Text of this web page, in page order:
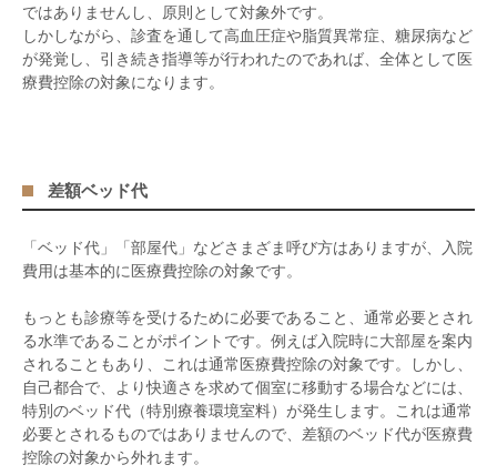
ではありませんし、原則として対象外です。
しかしながら、診査を通して高血圧症や脂質異常症、糖尿病など
が発覚し、引き続き指導等が行われたのであれば、全体として医
療費控除の対象になります。
差額ベッド代
「ベッド代」「部屋代」などさまざま呼び方はありますが、入院
費用は基本的に医療費控除の対象です。
もっとも診療等を受けるために必要であること、通常必要とされ
る水準であることがポイントです。例えば入院時に大部屋を案内
されることもあり、これは通常医療費控除の対象です。しかし、
自己都合で、より快適さを求めて個室に移動する場合などには、
特別のベッド代（特別療養環境室料）が発生します。これは通常
必要とされるものではありませんので、差額のベッド代が医療費
控除の対象から外れます。